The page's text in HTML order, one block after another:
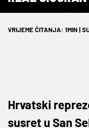
VRIJEME ČITANJA: 1MIN |
Hrvatski
susret u San